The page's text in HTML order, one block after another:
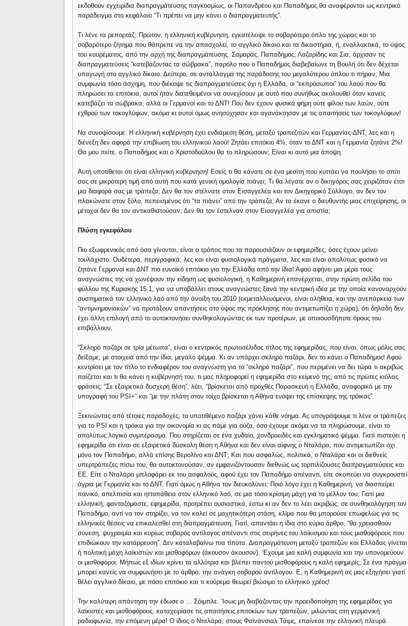
εκδοθούν εγχειρίδια διαπραγμάτευσης παγκοσμίως, οι Παπανδρέου και Παπαδήμος θα αναφέρονται ως κεντρικό
παράδειγμα στο κεφάλαιο “Τι πρέπει να μην κάνει ο διαπραγματευτής”.
Τι λένε τα ρεπορτάζ; Πρώτον, η ελληνική κυβέρνηση, εγκατέλειψε το σοβαρότερο όπλο της χώρας και το
σοβαρότερο ζήτημα που θάπρεπε να την απασχολεί, το αγγλικό δίκαιο και τα δικαστήρια, ή, εναλλακτικά, το ύψος
του κουρέματος, από την αρχή της διαπραγμάτευσης. Σαμαράς, Παπαδήμος, Λαζαρίδης και Σια, άρχισαν τις
διαπραγματεύσεις “κατεβάζοντας τα σώβρακα”, παρόλο που ο Παπαδήμος διαβεβαίωνε τη Βουλή ότι δεν δέχεται
υπαγωγή στο αγγλικό δίκαιο. Δεύτερο, σε αντάλλαγμα της παράδοσης του μεγαλύτερου όπλου τι πήραν; Μια
συμφωνία τόσο άσχημη, που διέκοψε τις διαπραγματεύσεις όχι η Ελλάδα, οι “εκπρόσωποι” του λαού που θα
πληρώσει τα επιτόκια, αυτοί ήταν διατεθειμένοι να συνεχίσουν με αυτό που συνήθως ακολουθεί όταν κανείς
κατεβάζει τα σώβρακα, αλλά οι Γερμανοί και το ΔΝΤ! Που δεν έχουν φυσικά φήμη ούτε φίλου των λαών, ούτε
εχθρού των τοκογλύφων, ακόμα κι αυτοί όμως ανησύχησαν και αγανάκτησαν με τις απαιτήσεις των τοκογλύφων!
Να συνοψίσουμε. Η ελληνική κυβέρνηση έχει ενδιάμεση θέση, μεταξύ τραπεζιτών και Γερμανίας-ΔΝΤ, λες και η
διένεξη δεν αφορά την επιβίωση του ελληνικού λαού! Ζητάει επιτόκιο 4%, όταν το ΔΝΤ και η Γερμανία ζητάνε 2%!
Θα μου πείτε, ο Παπαδήμος και ο Χριστοδούλου θα το πληρώσουν; Είναι κι αυτό μια άποψη.
Αυτή υποτίθεται ότι είναι ελληνική κυβέρνηση! Εσείς τι θα κάνατε σε ένα μεσίτη που κυττάει να πουλήσει το σπίτι
σας σε μικρότερη τιμή από αυτή που κατά γενική ομολογία πιάνει; Τι θα λέγατε αν ο δικηγόρος σας χειριζόταν έτσι
μια διαφορά σας με τράπεζα; Δεν θα τον στέλνατε στον Εισαγγελέα και τον Δικηγορικό Σύλλογο, αν δεν τον
πλακώνατε στον ξύλο, πεπεισμένος ότι “τα πιάνει” από την τράπεζα; Αν τα έκανε ο διευθυντής μιας επιχείρησης, οι
μέτοχοι δεν θα τον αντικαθιστούσαν; Δεν θα τον έστελναν στον Εισαγγελέα για απιστία;
Πλύση εγκεφάλου
Πιο εξωφρενικός από όσα γίνονται, είναι ο τρόπος που τα παρουσιάζουν οι εφημερίδες, όσες έχουν μείνει
τουλάχιστο. Ουδέτερα, περιγραφικά, λες και είναι φυσιολογικά πράγματα, λες και είναι απολύτως φυσικό να
ζητάνε Γερμανοί και ΔΝΤ πιο ευνοϊκό επιτόκιο για την Ελλάδα από την ίδια! Αφού αφήνει μια μέρα τους
αναγνώστες της να χωνέψουν την είδηση ως φυσιολογική, η Καθημερινή επανέρχεται, στην πρώτη σελίδα του
φύλλου της Κυριακής 15.1, για να υποβάλλει στους αναγνώστες ξανά την κεντρική ιδέα με την οποία κανοναρχούν
συστηματικά τον ελληνικό λαό από την άνοιξη του 2010 (εκμεταλλευόμενοι, είναι αλήθεια, και την ανεπάρκεια των
“αντιμνημονιακών” να προτάξουν απαντήσεις στο ύψος της πρόκλησης που αντιμετωπίζει η χώρα), ότι δηλαδή δεν
έχει άλλη επιλογή από το αυτοκτονήσει συνθηκολογώντας εκ των προτέρων, με οποιουσδήποτε όρους του
επιβάλλουν.
“Σκληρό παζάρι σε τρία μέτωπα”, είναι ο κεντρικός πρωτοσέλιδος τίτλος της εφημερίδας, που είναι, όπως μόλις σας
δείξαμε, με στοιχεία από την ίδια, μεγάλο ψέμμα. Κι αν υπάρχει σκληρό παζάρι, δεν το κάνει ο Παπαδήμος! Αφού
κεντρίσει με τον τίτλο το ενδιαφέρον του αναγνώστη για το “σκληρό παζάρι”, που περιμένει να δει τώρα τι ακριβώς
παίζεται και τι θα κάνει η κυβέρνησή του, τι μας πληροφορεί η εφημερίδα στο κείμενό της, από τις πρώτες κιόλας
φράσεις; “Σε εξαιρετικά δυσχερή θέση”, λέει, “βρίσκεται από προχθές Παρασκευή η Ελλάδα, αναφορικά με την
υπογραφή του PSI+” και “με την πλάτη στον τοίχο βρίσκεται η Αθήνα ενόψει της επίσκεψης της τρόικας”.
Ξεκινώντας από τέτοιες παραδοχές, το υποτιθέμενο παζάρι χάνει κάθε νόημα. Ας υπογράψουμε τι λένε οι τράπεζες
για το PSI και η τρόικα για την οικονομία κι ας πάμε για ούζα, όσο έχουμε ακόμα να τα πληρώσουμε, είναι το
απολύτως λογικό συμπέρασμα. Που στηρίζεται σε ένα χυδαίο, χονδροειδές και εγκληματικό ψέμμα. Γιατί πιστεύει η
εφημερίδα ότι είναι σε εξαιρετικά δύσκολη θέση η Αθήνα και δεν είναι αίφνης ο Νταλάρα, που αντιμετωπίζει όχι
μόνο τον Παπαδήμο, αλλά επίσης Βερολίνο και ΔΝΤ; Και που ασφαλώς, πολιτικά, ο Νταλάρα και οι διεθνείς
υπερτράπεζες πίσω του, θα αυτοκτονούσαν, αν εμφανιζόντουσαν διεθνώς ως τορπιλίζουσες διαπραγματεύσεις και
ΕΕ. Είτε ο Νταλάρα μπλοφάρει εκ του ασφαλούς, αφού έχει τον Παπαδήμο απέναντι, είτε σκοπεύει να συγκρουστεί
άγρια με Γερμανία και το ΔΝΤ. Γιατί όμως η Αθήνα τον διευκολύνει; Ποιό λόγο έχει η Καθημερινή, να διασπείρει
πανικό, απελπισία και ηττοπάθεια στον ελληνικό λαό, σε μια τόσο κρίσιμη μάχη για το μέλλον του; Γιατί μια
ελληνική, φανταζόμαστε, εφημερίδα, προτρέπει ουσιαστικά, έστω κι αν δεν το λέει ακριβώς, σε συνθηκολόγηση τον
Παπαδήμο, αντί να τον στηρίζει, να τον καλεί σε μαχητικότερη στάση, κλίμα που θα μπορούσε επωφελώς για τις
ελληνικές θέσεις να επικαλεσθεί στη διαπραγμάτευση; Γιατί, απαντάει η ίδια στο κύριο άρθρο, “θα χρειασθούν
σύνεση, ψυχραιμία και κυρίως σοβαρός αντίλογος απέναντι στις σειρήνες του λαϊκισμού και τους μισθοφόρους που
επιδιώκουν την κατάρρευση”. Δεν καταλαβαίνω πια τίποτα. Διαπραγμάτευση μεταξύ τραπεζών και Ελλάδας γίνεται
ή πολιτική μάχη λαϊκιστών και μισθοφόρων (άκουσον άκουσον). ‘Eχουμε μια καλή συμφωνία και την υπονομεύουν
οι μισθοφόροι; Μήπως εξ ιδίων κρίνει τα αλλότρια και βλέπει παντού μισθοφόρους η καλή εφημερίς; Σε ένα πράγμα
μπορεί κανείς να συμφωνήσει με το άρθρο, την ανάγκη σοβαρού αντίλογου. Ε, η Καθημερινή ας μας εξηγήσει γιατί
θέλει αγγλικό δίκαιο, με πόσο επιτόκιο και τι κούρεμα θεωρεί βιώσιμο το ελληνικό χρέος!
Την καλύτερη απάντηση την έδωσε ο … Σόιμπλε. ‘Iσως μη διαβάζοντας την προειδοποίηση της εφημερίδας για
λαϊκιστές και μισθοφόρους, καταχειρίασε τις απαιτήσεις επιτοκίων των τραπεζών, μιλώντας στη γερμανική
ραδιοφωνία, την επόμενη μέρα! Ο ίδιος ο Νταλάρα, στους Φαϊνάνσιαλ Τάιμς, επαίνεσε την ελληνική πλευρά